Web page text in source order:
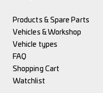
Products & Spare Parts
Vehicles & Workshop
Vehicle types
FAQ
Shopping Cart
Watchlist